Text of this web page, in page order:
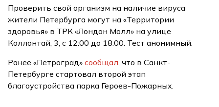
Проверить свой организм на наличие вируса
жители Петербурга могут на «Территории
здоровья» в ТРК «Лондон Молл» на улице
Коллонтай, 3, с 12:00 до 18:00. Тест анонимный.
Ранее «Петроград»сообщал, что в Санкт-
Петербурге стартовал второй этап
благоустройства парка Героев-Пожарных.